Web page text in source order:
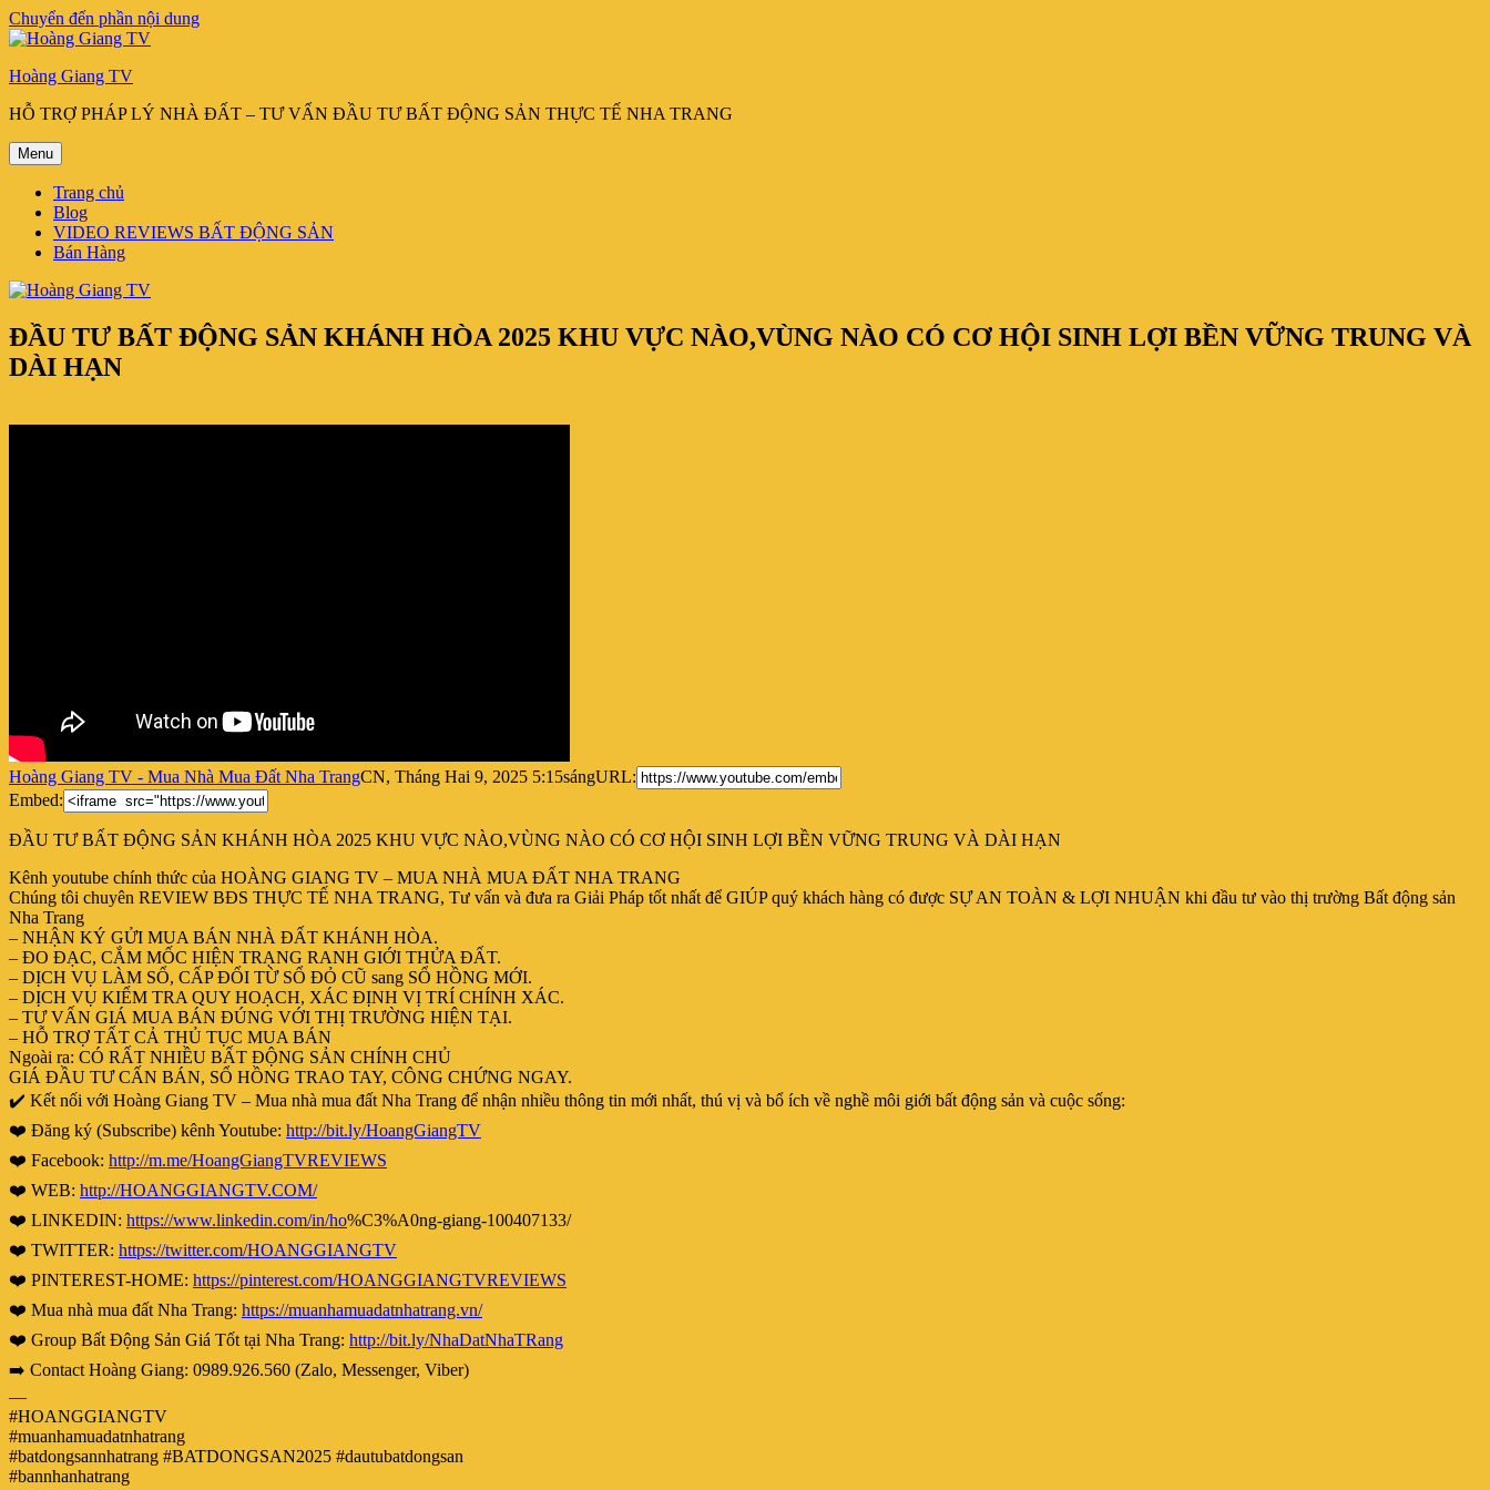
Chuyển đến phần nội dung
Hoàng Giang TV
HỖ TRỢ PHÁP LÝ NHÀ ĐẤT – TƯ VẤN ĐẦU TƯ BẤT ĐỘNG SẢN THỰC TẾ NHA TRANG
Menu
Trang chủ
Blog
VIDEO REVIEWS BẤT ĐỘNG SẢN
Bán Hàng
ĐẦU TƯ BẤT ĐỘNG SẢN KHÁNH HÒA 2025 KHU VỰC NÀO,VÙNG NÀO CÓ CƠ HỘI SINH LỢI BỀN VỮNG TRUNG VÀ
DÀI HẠN
Hoàng Giang TV - Mua Nhà Mua Đất Nha TrangCN, Tháng Hai 9, 2025 5:15sángURL:
Embed:
ĐẦU TƯ BẤT ĐỘNG SẢN KHÁNH HÒA 2025 KHU VỰC NÀO,VÙNG NÀO CÓ CƠ HỘI SINH LỢI BỀN VỮNG TRUNG VÀ DÀI HẠN
Kênh youtube chính thức của HOÀNG GIANG TV – MUA NHÀ MUA ĐẤT NHA TRANG
Chúng tôi chuyên REVIEW BĐS THỰC TẾ NHA TRANG, Tư vấn và đưa ra Giải Pháp tốt nhất để GIÚP quý khách hàng có được SỰ AN TOÀN & LỢI NHUẬN khi đầu tư vào thị trường Bất động sản
Nha Trang
– NHẬN KÝ GỬI MUA BÁN NHÀ ĐẤT KHÁNH HÒA.
– ĐO ĐẠC, CẮM MỐC HIỆN TRẠNG RANH GIỚI THỬA ĐẤT.
– DỊCH VỤ LÀM SỔ, CẤP ĐỔI TỪ SỔ ĐỎ CŨ sang SỔ HỒNG MỚI.
– DỊCH VỤ KIỂM TRA QUY HOẠCH, XÁC ĐỊNH VỊ TRÍ CHÍNH XÁC.
– TƯ VẤN GIÁ MUA BÁN ĐÚNG VỚI THỊ TRƯỜNG HIỆN TẠI.
– HỖ TRỢ TẤT CẢ THỦ TỤC MUA BÁN
Ngoài ra: CÓ RẤT NHIỀU BẤT ĐỘNG SẢN CHÍNH CHỦ
GIÁ ĐẦU TƯ CẤN BÁN, SỔ HỒNG TRAO TAY, CÔNG CHỨNG NGAY.
✔️ Kết nối với Hoàng Giang TV – Mua nhà mua đất Nha Trang để nhận nhiều thông tin mới nhất, thú vị và bổ ích về nghề môi giới bất động sản và cuộc sống:
❤️ Đăng ký (Subscribe) kênh Youtube: http://bit.ly/HoangGiangTV
❤️ Facebook: http://m.me/HoangGiangTVREVIEWS
❤️ WEB: http://HOANGGIANGTV.COM/
❤️ LINKEDIN: https://www.linkedin.com/in/ho%C3%A0ng-giang-100407133/
❤️ TWITTER: https://twitter.com/HOANGGIANGTV
❤️ PINTEREST-HOME: https://pinterest.com/HOANGGIANGTVREVIEWS
❤️ Mua nhà mua đất Nha Trang: https://muanhamuadatnhatrang.vn/
❤️ Group Bất Động Sản Giá Tốt tại Nha Trang: http://bit.ly/NhaDatNhaTRang
➡️ Contact Hoàng Giang: 0989.926.560 (Zalo, Messenger, Viber)
—
#HOANGGIANGTV
#muanhamuadatnhatrang
#batdongsannhatrang #BATDONGSAN2025 #dautubatdongsan
#bannhanhatrang